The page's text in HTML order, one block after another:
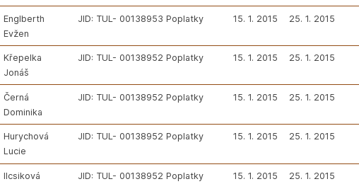
Englberth
Evžen
JID: TUL- 00138953 Poplatky 15. 1. 2015 25. 1. 2015
Křepelka
Jonáš
JID: TUL- 00138952 Poplatky 15. 1. 2015 25. 1. 2015
Černá
Dominika
JID: TUL- 00138952 Poplatky 15. 1. 2015 25. 1. 2015
Hurychová
Lucie
JID: TUL- 00138952 Poplatky 15. 1. 2015 25. 1. 2015
Ilcsiková
JID: TUL- 00138952 Poplatky 15. 1. 2015 25. 1. 2015